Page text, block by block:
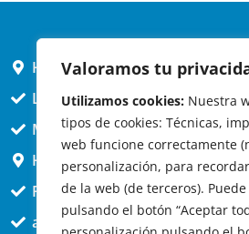
Valoramos tu
Utilizamos cookies: Nuestra
tipos de cookies: Técnicas,
web funcione correctamente
personalización, para
de la web (de terceros).
pulsando el botón “Aceptar
HORARIO AYUNTAMIENTO
L,X,J,V 9 a 14h
MARTES cerrado atención
HORARIO ARQUITECTO
Presencial jueves 12h a 14:30
att. telefónica jueves 10 a 14:30h.